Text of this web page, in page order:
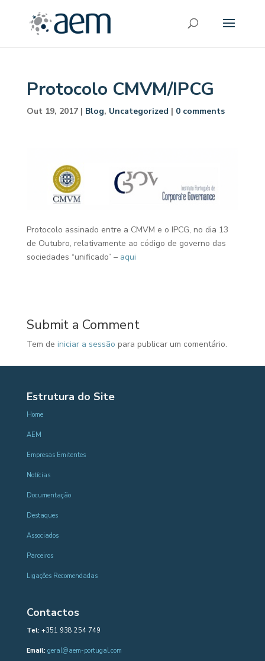
Protocolo CMVM/IPCG
Out 19, 2017| Blog, Uncategorized | 0 comments
Protocolo assinado entre a CMVM e o IPCG, no dia 13
de Outubro, relativamente ao código de governo das
sociedades “unificado” – aqui
Submit a Comment
Tem de iniciar a sessão para publicar um comentário.
Estrutura do Site
Home
AEM
Empresas Emitentes
Notícias
Documentação
Destaques
Associados
Parceiros
Ligações Recomendadas
Contactos
Tel:+351 938 254 749
Email: geral@aem-portugal.com